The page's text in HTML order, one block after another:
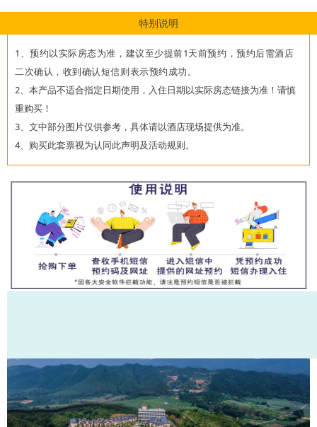
特别说明
1、预约以实际房态为准，建议至少提前1天前预约，预约后需酒店
二次确认，收到确认短信则表示预约成功。
2、本产品不适合指定日期使用，入住日期以实际房态链接为准！请慎
重购买！
3、文中部分图片仅供参考，具体请以酒店现场提供为准。
4、购买此套票视为认同此声明及活动规则。